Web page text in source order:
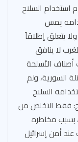
استخدام السلاح
يمس
يتعلق إطلاقاً
لا ينافق
الأسلحة
السورية، ولم
السلاح
فقط التخلص من
بسبب مخاطره
أمن إسرائيل